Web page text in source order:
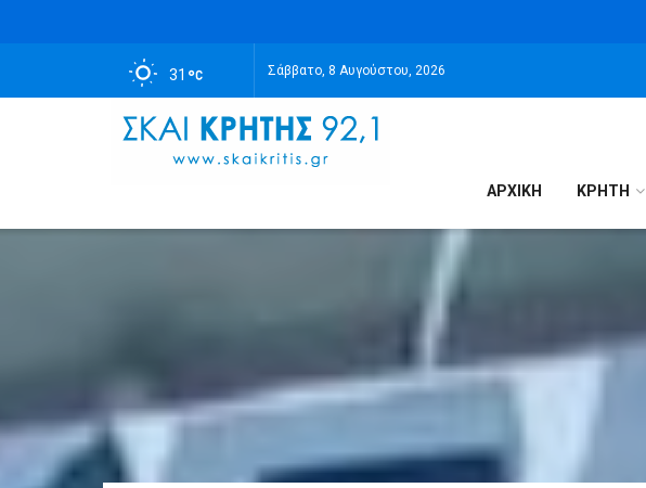
31 Σάββατο, 8 Αυγούστου, 2026
ΑΡΧΙΚΉ ΚΡΗΤΗ